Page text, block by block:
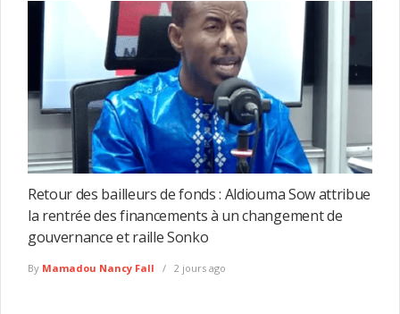
Retour des bailleurs de fonds : Aldiouma Sow attribue
la rentrée des financements à un changement de
gouvernance et raille Sonko
By Mamadou Nancy Fall 2 jours ago